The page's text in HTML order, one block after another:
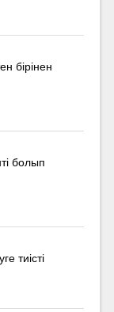
бірінен
болып
тиісті